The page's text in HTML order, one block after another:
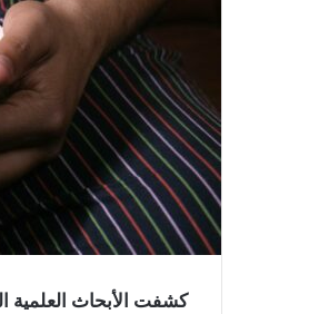
كشفت الأبحاث العلمية